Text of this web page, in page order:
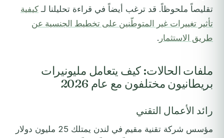
تقليصاً ملحوظاً. قد ترغب أيضاً في قراءة تحليلنا لـ كيفية
تأثير تغييرات غير المتوطّنين على تخطيط الجنسية عن
طريق الاستثمار .
ملفات الحالات: كيف يتعامل مليونيرات
بريطانيون مختلفون مع عام 2026
رائد الأعمال التقني
مؤسس شركة تقنية مقيم في لندن يمتلك 25 مليون دولار